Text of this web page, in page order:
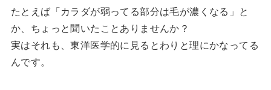
たとえば「カラダが弱ってる部分は毛が濃くなる」と
か、ちょっと聞いたことありませんか？
実はそれも、東洋医学的に見るとわりと理にかなってる
んです。